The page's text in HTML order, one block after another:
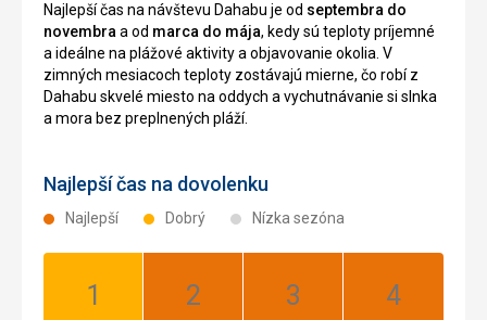
Najlepší čas na návštevu Dahabu je od septembra do
novembraa od marca do mája, kedy sú teploty príjemné
a ideálne na plážové aktivity a objavovanie okolia. V
zimných mesiacoch teploty zostávajú mierne, čo robí z
Dahabu skvelé miesto na oddych a vychutnávanie si slnka
a mora bez preplnených pláží.
Najlepší čas na dovolenku
Najlepší Dobrý Nízka sezóna
Január:
Február:
Marec:
Apríl: